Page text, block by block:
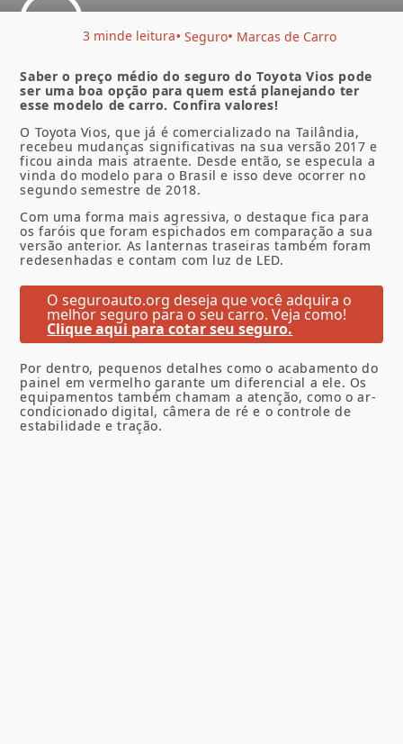
3 minde leitura Seguro Marcas de Carro
Saber o preço médio do seguro do Toyota Vios pode
ser uma boa opção para quem está planejando ter
esse modelo de carro. Confira valores!
O Toyota Vios, que já é comercializado na Tailândia,
recebeu mudanças significativas na sua versão 2017 e
ficou ainda mais atraente. Desde então, se especula a
vinda do modelo para o Brasil e isso deve ocorrer no
segundo semestre de 2018.
Com uma forma mais agressiva, o destaque fica para
os faróis que foram espichados em comparação a sua
versão anterior. As lanternas traseiras também foram
redesenhadas e contam com luz de LED.
O seguroauto.org deseja que você adquira o
melhor seguro para o seu carro. Veja como!
Clique aqui para cotar seu seguro.
Por dentro, pequenos detalhes como o acabamento do
painel em vermelho garante um diferencial a ele. Os
equipamentos também chamam a atenção, como o ar-
condicionado digital, câmera de ré e o controle de
estabilidade e tração.